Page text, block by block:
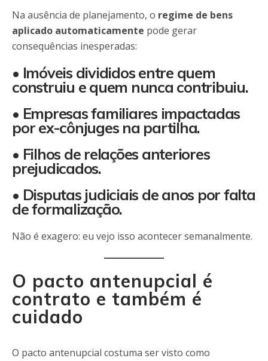
Na ausência de planejamento, o regime de bens
aplicado automaticamente pode gerar
consequências inesperadas:
• Imóveis divididos entre quem
construiu e quem nunca contribuiu.
• Empresas familiares impactadas
por ex-cônjuges na partilha.
• Filhos de relações anteriores
prejudicados.
• Disputas judiciais de anos por falta
de formalização.
Não é exagero: eu vejo isso acontecer semanalmente.
O pacto antenupcial é
contrato e também é
cuidado
O pacto antenupcial costuma ser visto como